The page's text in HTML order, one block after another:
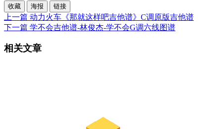
收藏
海报 链接
上一篇 动力火车《那就这样吧吉他谱》C调原版吉他谱
下一篇 学不会吉他谱-林俊杰-学不会G调六线图谱
相关文章